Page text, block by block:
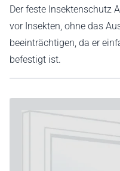
Der feste Insektenschutz
vor Insekten, ohne das
beeinträchtigen, da er
befestigt ist.